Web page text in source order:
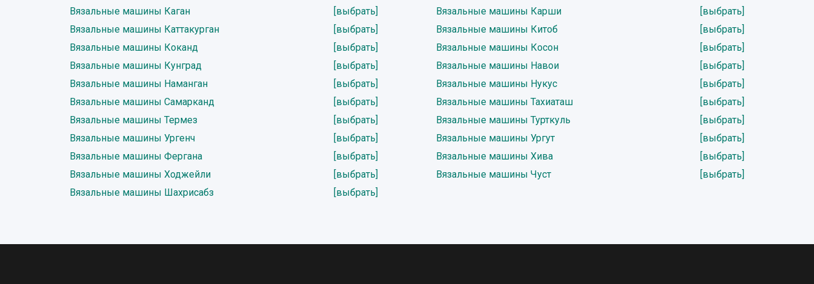
Вязальные машины Каган
[выбрать] Вязальные машины Карши
[выбрать]
Вязальные машины Каттакурган
[выбрать] Вязальные машины Китоб
[выбрать]
Вязальные машины Коканд
[выбрать] Вязальные машины Косон
[выбрать]
Вязальные машины Кунград
[выбрать] Вязальные машины Навои
[выбрать]
Вязальные машины Наманган
[выбрать] Вязальные машины Нукус
[выбрать]
Вязальные машины Самарканд
[выбрать] Вязальные машины Тахиаташ
[выбрать]
Вязальные машины Термез
[выбрать] Вязальные машины Турткуль
[выбрать]
Вязальные машины Ургенч
[выбрать] Вязальные машины Ургут
[выбрать]
Вязальные машины Фергана
[выбрать] Вязальные машины Хива
[выбрать]
Вязальные машины Ходжейли
[выбрать] Вязальные машины Чуст
[выбрать]
Вязальные машины Шахрисабз
[выбрать]